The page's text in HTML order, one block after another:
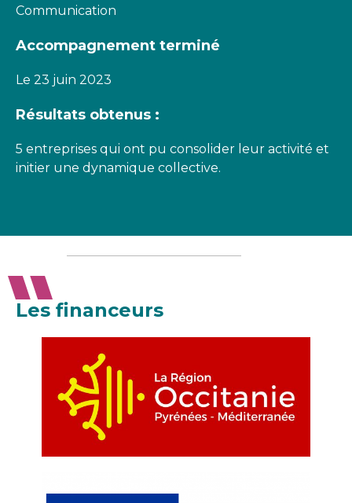
Communication
Accompagnement terminé
Le 23 juin 2023
Résultats obtenus :
5 entreprises qui ont pu consolider leur activité et
initier une dynamique collective.
Les financeurs